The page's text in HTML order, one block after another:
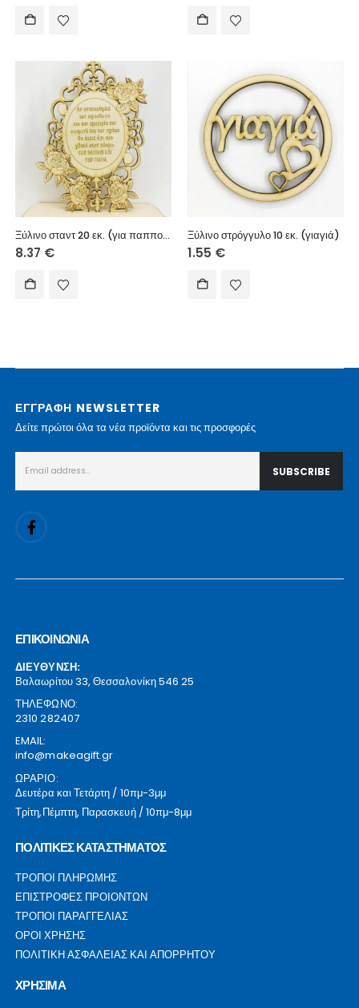
Ξύλινο σταντ 20 εκ. (για παππού και γιαγιά)
8.37 €
Ξύλινο στρόγγυλο 10 εκ. (γιαγιά)
1.55 €
ΕΓΓΡΑΦΗ NEWSLETTER
Δείτε πρώτοι όλα τα νέα προϊόντα και τις προσφορές
ΕΠΙΚΟΙΝΩΝΙΑ
ΔΙΕΥΘΥΝΣΗ:
Βαλαωρίτου 33, Θεσσαλονίκη 546 25
ΤΗΛΕΦΩΝΟ:
2310 282407
EMAIL:
info@makeagift.gr
ΩΡΑΡΙΟ:
Δευτέρα και Τετάρτη / 10πμ-3μμ
Τρίτη,Πέμπτη, Παρασκευή / 10πμ-8μμ
ΠΟΛΙΤΙΚΕΣ ΚΑΤΑΣΤΗΜΑΤΟΣ
ΤΡΟΠΟΙ ΠΛΗΡΩΜΗΣ
ΕΠΙΣΤΡΟΦΕΣ ΠΡΟΙΟΝΤΩΝ
ΤΡΟΠΟΙ ΠΑΡΑΓΓΕΛΙΑΣ
ΟΡΟΙ ΧΡΗΣΗΣ
ΠΟΛΙΤΙΚΗ ΑΣΦΑΛΕΙΑΣ ΚΑΙ ΑΠΟΡΡΗΤΟΥ
ΧΡΗΣΙΜΑ